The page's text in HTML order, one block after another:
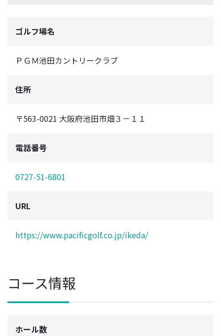
ゴルフ場名
ＰＧＭ池田カントリークラブ
住所
〒563-0021 大阪府池田市畑３－１１
電話番号
0727-51-6801
URL
https://www.pacificgolf.co.jp/ikeda/
コース情報
ホール数